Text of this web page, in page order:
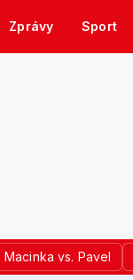
Zprávy Sport
Macinka vs. Pavel